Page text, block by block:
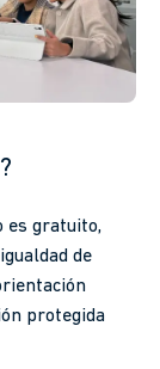
es gratuito,
de
protegida